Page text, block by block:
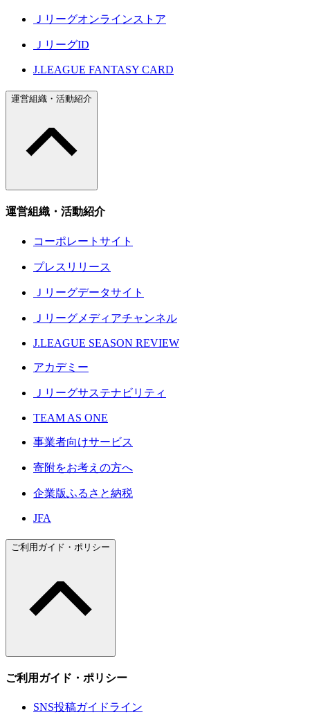
Ｊリーグオンラインストア
ＪリーグID
J.LEAGUE FANTASY CARD
運営組織・活動紹介
運営組織・活動紹介
コーポレートサイト
プレスリリース
Ｊリーグデータサイト
Ｊリーグメディアチャンネル
J.LEAGUE SEASON REVIEW
アカデミー
Ｊリーグサステナビリティ
TEAM AS ONE
事業者向けサービス
寄附をお考えの方へ
企業版ふるさと納税
JFA
ご利用ガイド・ポリシー
ご利用ガイド・ポリシー
SNS投稿ガイドライン